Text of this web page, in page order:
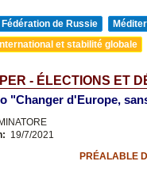
Fédération de Russie
et stabilité globale
- ÉLECTIONS ET
"Changer d'Europe,
19/7/2021
PRÉALABLE